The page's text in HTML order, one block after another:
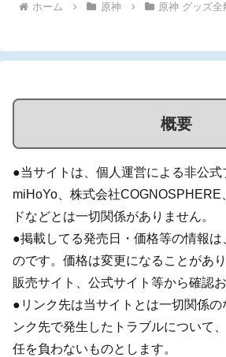
ホーム 原神 原神 グッズ全
概要
●当サイトは、個人運営による非公式
miHoYo、株式会社COGNOSPHERE
ドなどとは一切関係がありません。
●掲載してる発売日・価格等の情報は
のです。価格は変更になることがあ
販売サイト、公式サイト等から確認お
●リンク先は当サイトとは一切関係の
ンク先で発生したトラブルについて
任を負わないものとします。